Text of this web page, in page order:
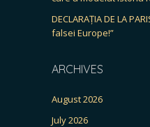
DECLARAȚIA DE LA
falsei Europe!”
ARCHIVES
August 2026
July 2026